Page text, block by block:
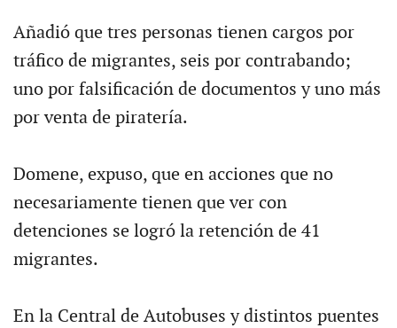
Añadió que tres personas tienen cargos por
tráfico de migrantes, seis por contrabando;
uno por falsificación de documentos y uno más
por venta de piratería.
Domene, expuso, que en acciones que no
necesariamente tienen que ver con
detenciones se logró la retención de 41
migrantes.
En la Central de Autobuses y distintos puentes